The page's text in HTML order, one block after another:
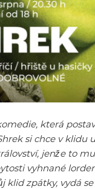
která
si chce v klidu
jenže to
vyhnané
klid zpátky, vydá